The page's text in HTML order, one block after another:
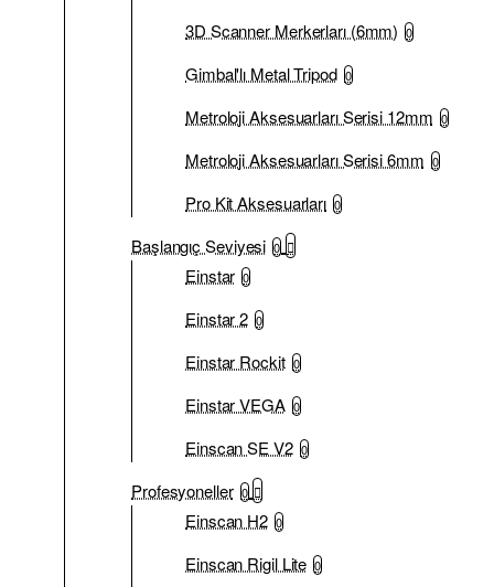
3D Scanner Merkerları (6mm) 0
Gimbal'lı Metal Tripod 0
Metroloji Aksesuarları Serisi 12mm 0
Metroloji Aksesuarları Serisi 6mm 0
Pro Kit Aksesuarları 0
Başlangıç Seviyesi 0
Einstar 0
Einstar 2 0
Einstar Rockit 0
Einstar VEGA 0
Einscan SE V2 0
Profesyoneller 0
Einscan H2 0
Einscan Rigil Lite 0